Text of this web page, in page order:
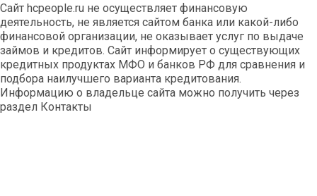
Сайт hcpeople.ru не осуществляет финансовую
деятельность, не является сайтом банка или какой-либо
финансовой организации, не оказывает услуг по выдаче
займов и кредитов. Сайт информирует о существующих
кредитных продуктах МФО и банков РФ для сравнения и
подбора наилучшего варианта кредитования.
Информацию о владельце сайта можно получить через
раздел Контакты